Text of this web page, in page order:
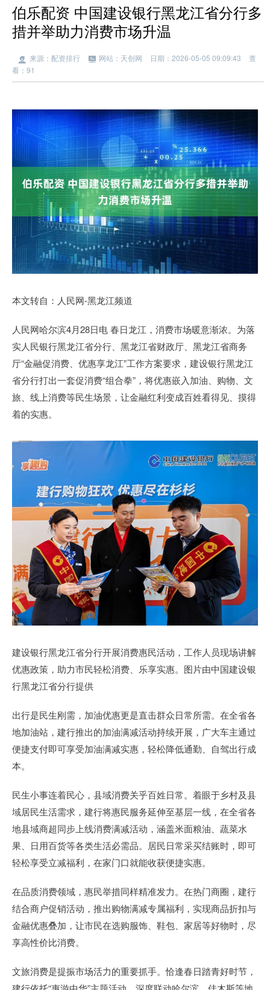
伯乐配资 中国建设银行黑龙江省分行多
措并举助力消费市场升温
来源：配资排行 网站：天创网 日期：2026-05-05 09:09:43
查
看：91
本文转自：人民网-黑龙江频道
人民网哈尔滨4月28日电 春日龙江，消费市场暖意渐浓。为落
实人民银行黑龙江省分行、黑龙江省财政厅、黑龙江省商务
厅“金融促消费、优惠享龙江”工作方案要求，建设银行黑龙江
省分行打出一套促消费“组合拳”，将优惠嵌入加油、购物、文
旅、线上消费等民生场景，让金融红利变成百姓看得见、摸得
着的实惠。
建设银行黑龙江省分行开展消费惠民活动，工作人员现场讲解
优惠政策，助力市民轻松消费、乐享实惠。图片由中国建设银
行黑龙江省分行提供
出行是民生刚需，加油优惠更是直击群众日常所需。在全省各
地加油站，建行推出的加油满减活动持续开展，广大车主通过
便捷支付即可享受加油满减实惠，轻松降低通勤、自驾出行成
本。
民生小事连着民心，县域消费关乎百姓日常。着眼于乡村及县
域居民生活需求，建行将惠民服务延伸至基层一线，在全省各
地县域商超同步上线消费满减活动，涵盖米面粮油、蔬菜水
果、日用百货等各类生活必需品。居民日常采买结账时，即可
轻松享受立减福利，在家门口就能收获便捷实惠。
在品质消费领域，惠民举措同样精准发力。在热门商圈，建行
结合商户促销活动，推出购物满减专属福利，实现商品折扣与
金融优惠叠加，让市民在选购服饰、鞋包、家居等好物时，尽
享高性价比消费。
文旅消费是提振市场活力的重要抓手。恰逢春日踏青好时节，